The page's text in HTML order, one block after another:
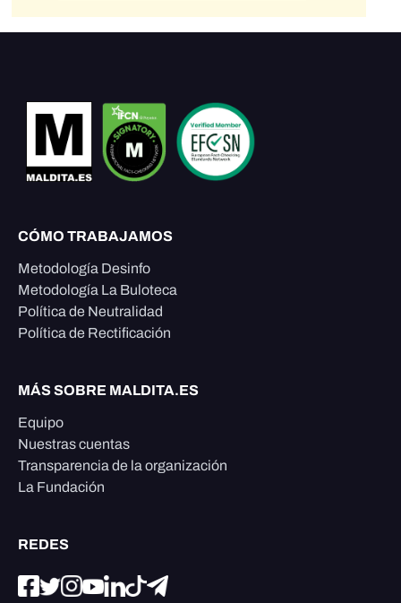
CÓMO TRABAJAMOS
Metodología Desinfo
Metodología La Buloteca
Política de Neutralidad
Política de Rectificación
MÁS SOBRE MALDITA.ES
Equipo
Nuestras cuentas
Transparencia de la organización
La Fundación
REDES